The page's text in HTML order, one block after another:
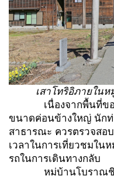
เสาโทริอิภายใน
เนื่องจากพื้นที่ของ
ขนาดค่อนข้างใหญ่ นักท่
สาธารณะ ควรตรวจสอบ
เวลาในการเที่ยวชมใน
รถในการเดินทางกลับ
หมู่บ้านโบราณชิรา